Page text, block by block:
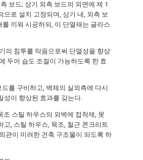
보드; 상기 외측 보드의 외면에 제 1
으로 설치 고정되며, 상기 내, 외측 보
끼워 시공하되, 이 단열재는 글라스
의 침투를 막음으로써 단열성을 향상
두어 습도 조절이 가능하도록 한 효
를 구비하고, 벽체의 실외측에 다시
성이 향상된 효과를 갖는다.
스틸 하우스의 외벽에 접착제, 못
, 스틸 하우스, 묵조, 철근 콘크리트
관이 미려한 건축 구조물이 되도록 하